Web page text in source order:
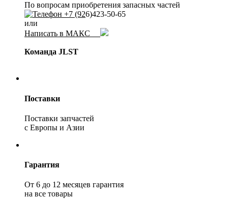
По вопросам приобретения запасных частей
+7 (926)423-50-65
или
Написать в МАКС
Команда JLST
Поставки
Поставки запчастей
с Европы и Азии
Гарантия
От 6 до 12 месяцев гарантия
на все товары